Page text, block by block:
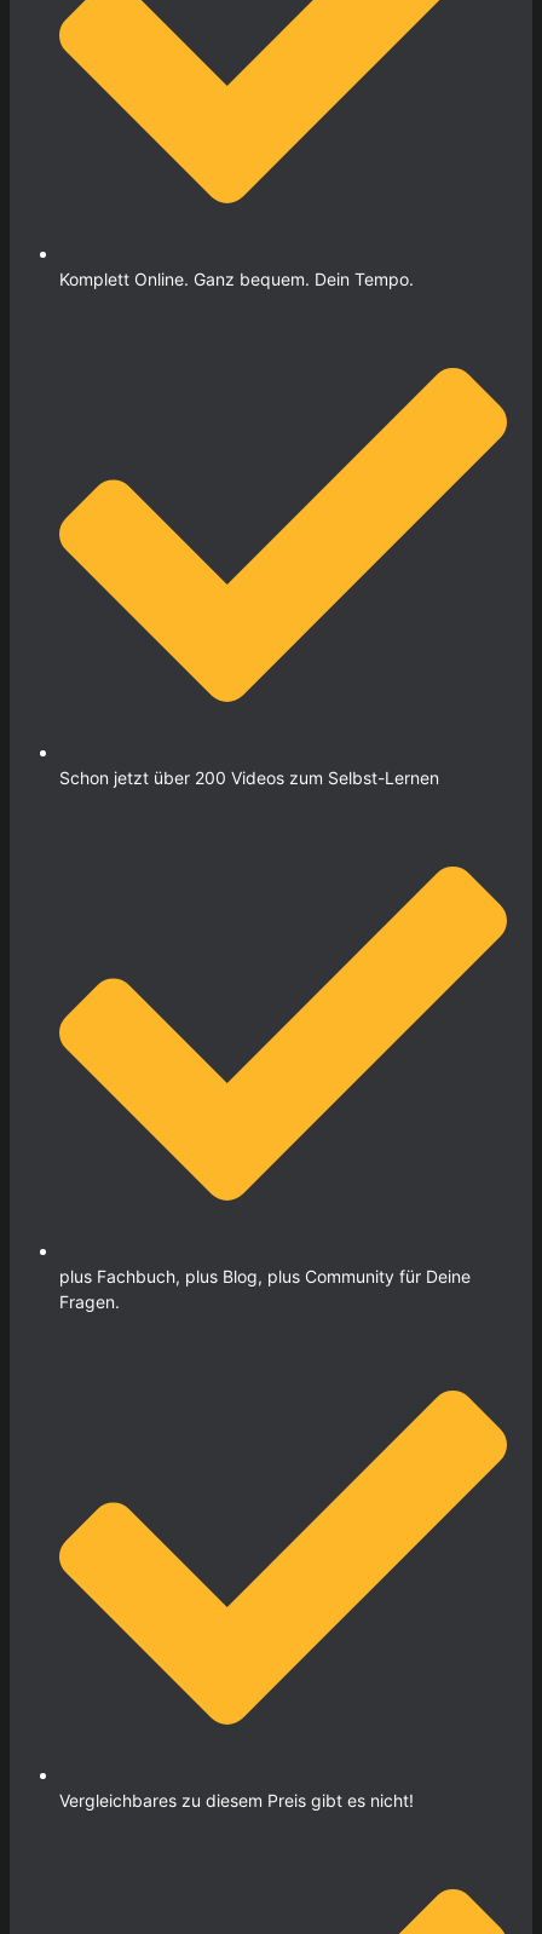
Komplett Online. Ganz bequem. Dein Tempo.
Schon jetzt über 200 Videos zum Selbst-Lernen
plus Fachbuch, plus Blog, plus Community für Deine
Fragen.
Vergleichbares zu diesem Preis gibt es nicht!